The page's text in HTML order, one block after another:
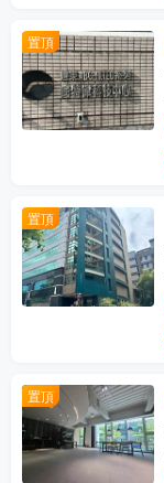
置頂
置頂
置頂